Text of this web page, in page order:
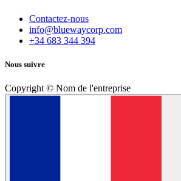
Contactez-nous
info@bluewaycorp.com
+34 683 344 394
Nous suivre
Copyright © Nom de l'entreprise